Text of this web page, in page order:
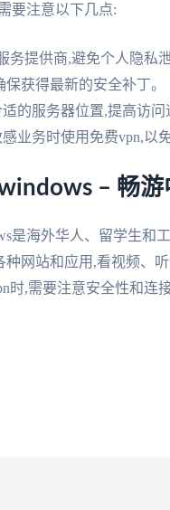
要注意以下几点:
务提供商,避免个人隐私泄
获得最新的安全补丁。
的服务器位置,提高访问
业务时使用免费vpn,以
– 畅
是海外华人、留学生和
网站和应用,看视频、
时,需要注意安全性和连